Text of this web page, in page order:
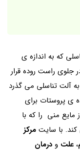
که به اندازه ی
جلوی راست روده قرار
به آلت تناسلی می گذرد
ی پروستات برای
مایع منی را که با
با سایت مرکز
، علت و درمان